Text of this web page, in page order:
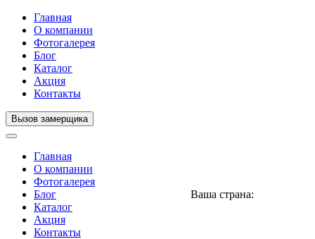
Главная
О компании
Фотогалерея
Блог
Каталог
Акция
Контакты
Вызов замерщика
Главная
О компании
Фотогалерея
Блог
Каталог
Акция
Контакты
Ваша страна: